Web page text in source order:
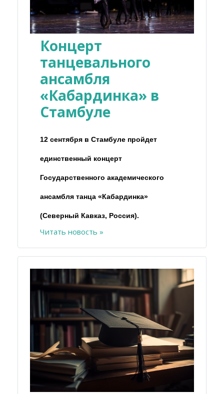
Концерт
танцевального
ансамбля
«Кабардинка» в
Стамбуле
12 сентября в Стамбуле пройдет
единственный концерт
Государственного академического
ансамбля танца «Кабардинка»
(Северный Кавказ, Россия).
Читать новость »